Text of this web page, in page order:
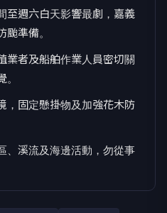
至週六白天影響最劇，嘉義
準備。
業者及船舶作業人員密切關
，固定懸掛物及加強花木防
、溪流及海邊活動，勿從事